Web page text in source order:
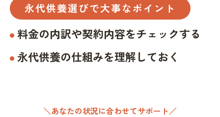
永代供養選びで大事なポイント
料金の内訳や契約内容をチェックする
永代供養の仕組みを理解しておく
＼あなたの状況に合わせてサポート／